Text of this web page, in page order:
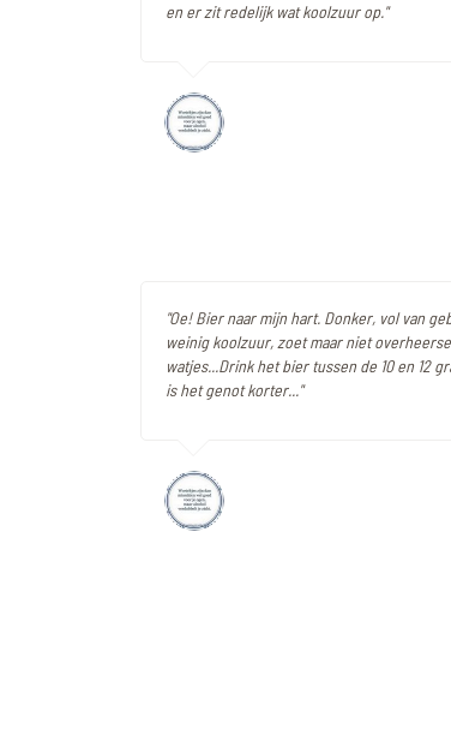
en er zit redelijk wat koolzuur op."
"Oe! Bier naar mijn hart. Donker, vol van
weinig koolzuur, zoet maar niet
watjes...Drink het bier tussen de 10 en 12
is het genot korter..."